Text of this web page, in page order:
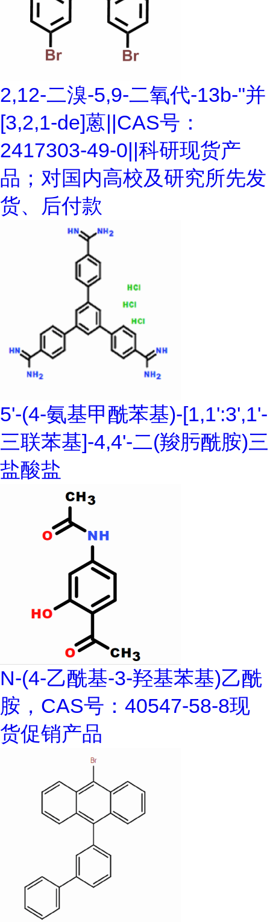
2,12-二溴-5,9-二氧代-13b-"并
[3,2,1-de]蒽||CAS号：
2417303-49-0||科研现货产
品；对国内高校及研究所先发
货、后付款
5'-(4-氨基甲酰苯基)-[1,1':3',1'-
三联苯基]-4,4'-二(羧肟酰胺)三
盐酸盐
N-(4-乙酰基-3-羟基苯基)乙酰
胺，CAS号：40547-58-8现
货促销产品